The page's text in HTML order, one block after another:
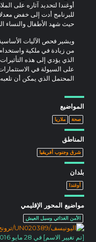
أوغندا لتحديد آثاره على
حيث شهد الأطفال والنساء
ويشير فحص الآليات
من زيادة في ملكية
الذي يؤدي إلى هذه
على السيولة في الاستثمارات
المحتمل الذي يمكن أن تلعبه
المواضيع
صحة ملاريا
المناطق
شرق وجنوب أفريقيا
بلدان
أوغندا
مواضيع المحور الإقليمي
الأمن الغذائي وسبل العيش